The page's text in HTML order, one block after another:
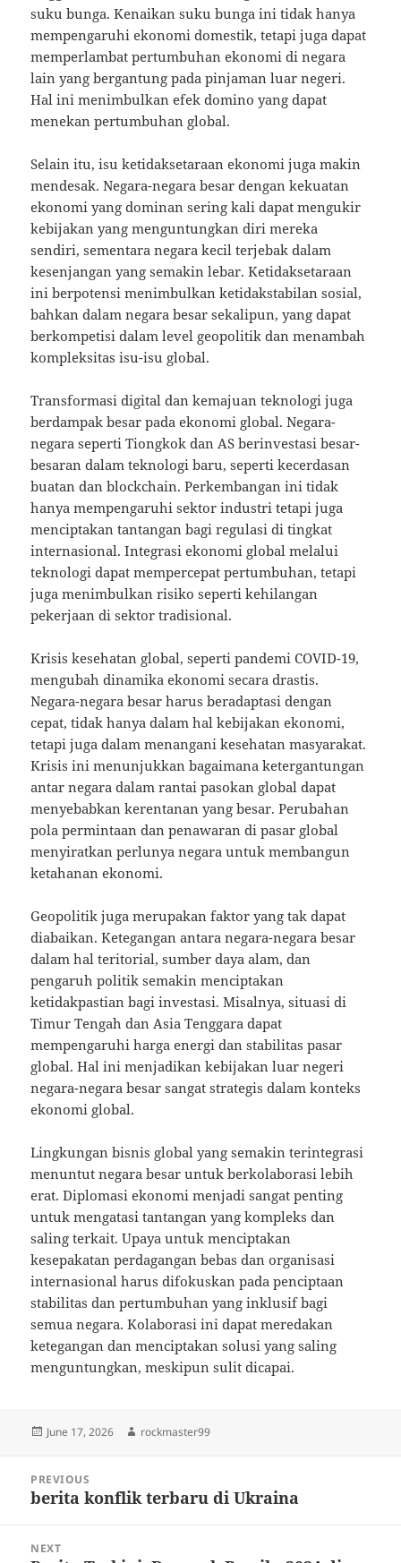
suku bunga. Kenaikan suku bunga ini tidak hanya
mempengaruhi ekonomi domestik, tetapi juga dapat
memperlambat pertumbuhan ekonomi di negara
lain yang bergantung pada pinjaman luar negeri.
Hal ini menimbulkan efek domino yang dapat
menekan pertumbuhan global.
Selain itu, isu ketidaksetaraan ekonomi juga makin
mendesak. Negara-negara besar dengan kekuatan
ekonomi yang dominan sering kali dapat mengukir
kebijakan yang menguntungkan diri mereka
sendiri, sementara negara kecil terjebak dalam
kesenjangan yang semakin lebar. Ketidaksetaraan
ini berpotensi menimbulkan ketidakstabilan sosial,
bahkan dalam negara besar sekalipun, yang dapat
berkompetisi dalam level geopolitik dan menambah
kompleksitas isu-isu global.
Transformasi digital dan kemajuan teknologi juga
berdampak besar pada ekonomi global. Negara-
negara seperti Tiongkok dan AS berinvestasi besar-
besaran dalam teknologi baru, seperti kecerdasan
buatan dan blockchain. Perkembangan ini tidak
hanya mempengaruhi sektor industri tetapi juga
menciptakan tantangan bagi regulasi di tingkat
internasional. Integrasi ekonomi global melalui
teknologi dapat mempercepat pertumbuhan, tetapi
juga menimbulkan risiko seperti kehilangan
pekerjaan di sektor tradisional.
Krisis kesehatan global, seperti pandemi COVID-19,
mengubah dinamika ekonomi secara drastis.
Negara-negara besar harus beradaptasi dengan
cepat, tidak hanya dalam hal kebijakan ekonomi,
tetapi juga dalam menangani kesehatan masyarakat.
Krisis ini menunjukkan bagaimana ketergantungan
antar negara dalam rantai pasokan global dapat
menyebabkan kerentanan yang besar. Perubahan
pola permintaan dan penawaran di pasar global
menyiratkan perlunya negara untuk membangun
ketahanan ekonomi.
Geopolitik juga merupakan faktor yang tak dapat
diabaikan. Ketegangan antara negara-negara besar
dalam hal teritorial, sumber daya alam, dan
pengaruh politik semakin menciptakan
ketidakpastian bagi investasi. Misalnya, situasi di
Timur Tengah dan Asia Tenggara dapat
mempengaruhi harga energi dan stabilitas pasar
global. Hal ini menjadikan kebijakan luar negeri
negara-negara besar sangat strategis dalam konteks
ekonomi global.
Lingkungan bisnis global yang semakin terintegrasi
menuntut negara besar untuk berkolaborasi lebih
erat. Diplomasi ekonomi menjadi sangat penting
untuk mengatasi tantangan yang kompleks dan
saling terkait. Upaya untuk menciptakan
kesepakatan perdagangan bebas dan organisasi
internasional harus difokuskan pada penciptaan
stabilitas dan pertumbuhan yang inklusif bagi
semua negara. Kolaborasi ini dapat meredakan
ketegangan dan menciptakan solusi yang saling
menguntungkan, meskipun sulit dicapai.
Posted
June 17, 2026 Author
rockmaster99
navigation
PREVIOUS
Previous
berita konflik terbaru di Ukraina
NEXT